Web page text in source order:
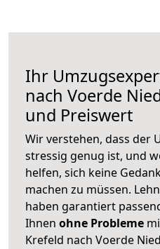
Ihr
nach Voerde
und Preiswert
Wir verstehen, dass der
stressig genug ist, und
helfen, sich keine
machen zu müssen.
haben garantiert
Ihnen ohne Probleme
Krefeld nach Voerde